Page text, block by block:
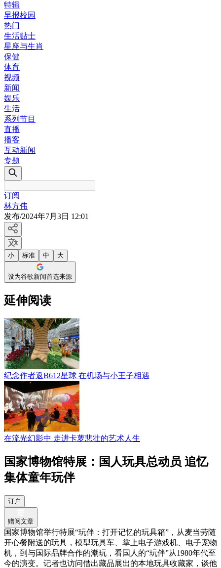
特辑
早报校园
热门
生活贴士
星座与生肖
保健
体育
视频
新闻
娱乐
生活
系列节目
直播
播客
互动新闻
专题
订阅
林方伟
发布/2024年7月3日 12:01
小 标准 中 大
设为谷歌新闻首选来源
延伸阅读
纪念作者返B612星球 在机场与小王子相遇
在流光幻影中 走进卡萝悲壮的艺术人生
国家博物馆特展：国人玩具总动员 追忆
集体童年玩伴
订户
赠阅文章
国家博物馆举行特展“玩伴：打开记忆的玩具箱”，从麦当劳随
开心餐附送的玩具，模型玩具车、掌上电子游戏机、电子宠物
机，到与国际品牌合作的潮玩，看国人的“玩伴”从1980年代至
今的演变。记者也访问借出藏品展出的本地玩具收藏家，谈他